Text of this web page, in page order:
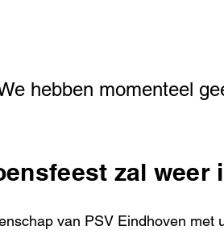
hebben momenteel
zal weer
van PSV Eindhoven met